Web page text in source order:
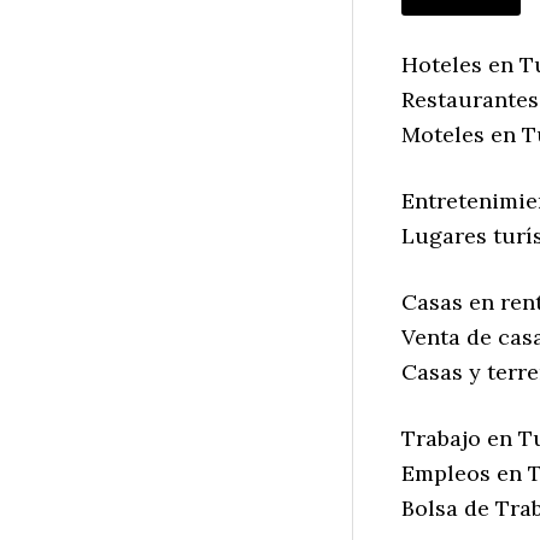
Hoteles en
Moteles en
Lugares
Casas en
Venta de
Casas y
Trabajo en
Empleos en
Bolsa de